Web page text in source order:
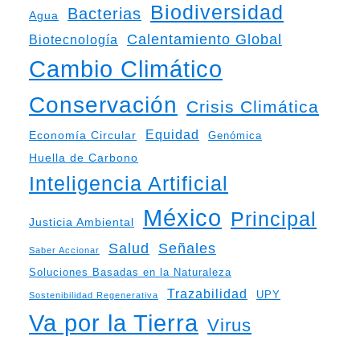
Agua Bacterias Biodiversidad
Biotecnología Calentamiento Global
Cambio Climático
Conservación Crisis Climática
Economía Circular Equidad Genómica
Huella de Carbono
Inteligencia Artificial
Justicia Ambiental México Principal
Saber Accionar Salud Señales
Soluciones Basadas en la Naturaleza
Sostenibilidad Regenerativa Trazabilidad UPY
Va por la Tierra Virus